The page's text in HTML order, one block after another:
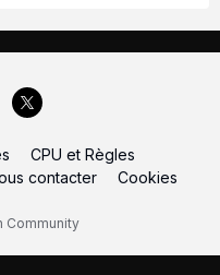
CPU et Règles
contacter Cookies
Community